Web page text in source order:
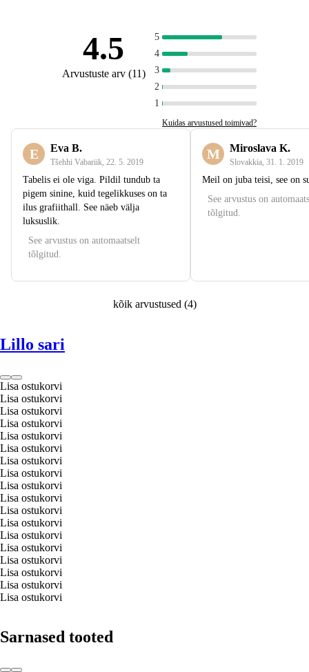
4.5
Arvustuste arv(11)
5
4
3
2
1
Kuidas arvustused toimivad?
E Eva B.
Tšehhi Vabariik 22. 5. 2019
Tabelis ei ole viga. Pildil tundub ta
pigem sinine, kuid tegelikkuses on ta
ilus grafiithall. See näeb välja
luksuslik.
See arvustus on automaatselt
tõlgitud.
M Miroslava K.
Slovakkia 31. 1. 2019
Meil on juba teisi, see on
See arvustus on
tõlgitud.
kõik arvustused (4)
Lillo sari
Lisa ostukorvi
Lisa ostukorvi
Lisa ostukorvi
Lisa ostukorvi
Lisa ostukorvi
Lisa ostukorvi
Lisa ostukorvi
Lisa ostukorvi
Lisa ostukorvi
Lisa ostukorvi
Lisa ostukorvi
Lisa ostukorvi
Lisa ostukorvi
Lisa ostukorvi
Lisa ostukorvi
Lisa ostukorvi
Lisa ostukorvi
Lisa ostukorvi
Sarnased tooted